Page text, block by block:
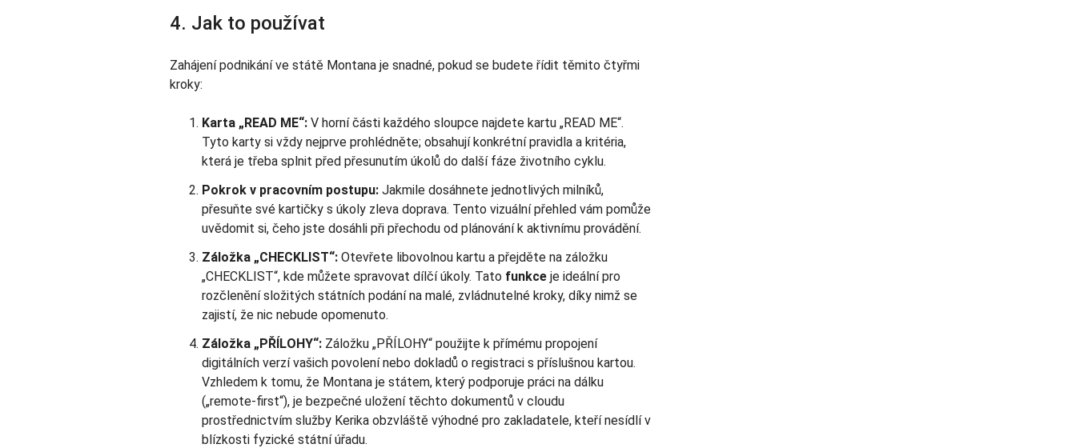
4. Jak to používat
Zahájení podnikání ve státě Montana je snadné, pokud se budete řídit těmito čtyřmi
kroky:
Karta „READ ME“: V horní části každého sloupce najdete kartu „READ ME“.
Tyto karty si vždy nejprve prohlédněte; obsahují konkrétní pravidla a kritéria,
která je třeba splnit před přesunutím úkolů do další fáze životního cyklu.
Pokrok v pracovním postupu: Jakmile dosáhnete jednotlivých milníků,
přesuňte své kartičky s úkoly zleva doprava. Tento vizuální přehled vám pomůže
uvědomit si, čeho jste dosáhli při přechodu od plánování k aktivnímu provádění.
Záložka „CHECKLIST“: Otevřete libovolnou kartu a přejděte na záložku
„CHECKLIST“, kde můžete spravovat dílčí úkoly. Tato funkce je ideální pro
rozčlenění složitých státních podání na malé, zvládnutelné kroky, díky nimž se
zajistí, že nic nebude opomenuto.
Záložka „PŘÍLOHY“: Záložku „PŘÍLOHY“ použijte k přímému propojení
digitálních verzí vašich povolení nebo dokladů o registraci s příslušnou kartou.
Vzhledem k tomu, že Montana je státem, který podporuje práci na dálku
(„remote-first“), je bezpečné uložení těchto dokumentů v cloudu
prostřednictvím služby Kerika obzvláště výhodné pro zakladatele, kteří nesídlí v
blízkosti fyzické státní úřadu.